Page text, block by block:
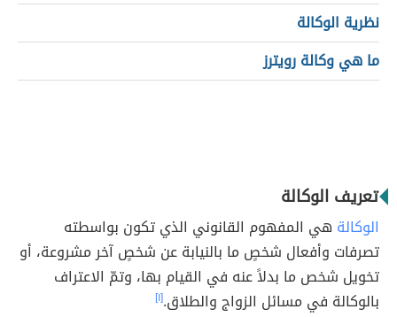
نظرية الوكالة
ما هي وكالة رويترز
تعريف الوكالة
الوكالة هي المفهوم القانوني الذي تكون بواسطته
تصرفات وأفعال شخصٍ ما بالنيابة عن شخصٍ آخر مشروعة، أو
تخويل شخص ما بدلاً عنه في القيام بها، وتمّ الاعتراف
بالوكالة في مسائل الزواج والطلاق.[١]